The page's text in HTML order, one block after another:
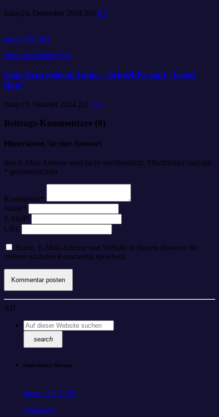
today24. Dezember 2024 205 6 2
insert_link 103
News bei Sunray-FM
Eine Aera geht zu Ende – SchoBiPa sagt „Good
Bye“
today19. Oktober 2024 211 103
Beitrags-Kommentare (0)
Hinterlassen Sie eine Antwort
Ihre E-Mail-Adresse wird nicht veröffentlicht. Pflichtfelder sind mit
* gekennzeichnet
Kommentar*
Name*
E-Mail*
URL
Name, E-Mail-Adresse und Website in diesem Browser für
meinen nächsten Kommentar speichern.
AD
search
empfohlener Beitrag
insert_link 3 193
Highlights